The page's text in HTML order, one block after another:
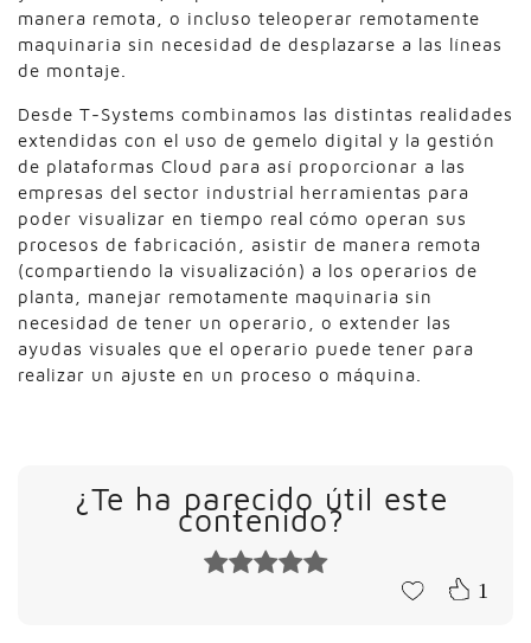
manera remota, o incluso teleoperar remotamente
maquinaria sin necesidad de desplazarse a las líneas
de montaje.
Desde T-Systems combinamos las distintas realidades
extendidas con el uso de gemelo digital y la gestión
de plataformas Cloud para así proporcionar a las
empresas del sector industrial herramientas para
poder visualizar en tiempo real cómo operan sus
procesos de fabricación, asistir de manera remota
(compartiendo la visualización) a los operarios de
planta, manejar remotamente maquinaria sin
necesidad de tener un operario, o extender las
ayudas visuales que el operario puede tener para
realizar un ajuste en un proceso o máquina.
¿Te ha parecido útil este
contenido?
1